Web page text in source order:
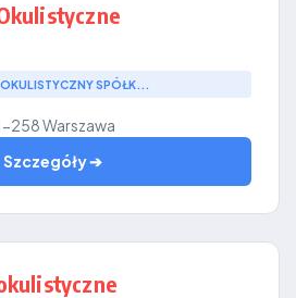
SPÓŁK...
258 Warszawa
Szczegóły ➔